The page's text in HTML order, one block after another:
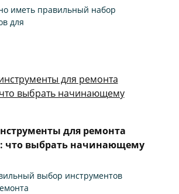
иметь правильный набор
для
для ремонта
что выбрать начинающему
выбор инструментов